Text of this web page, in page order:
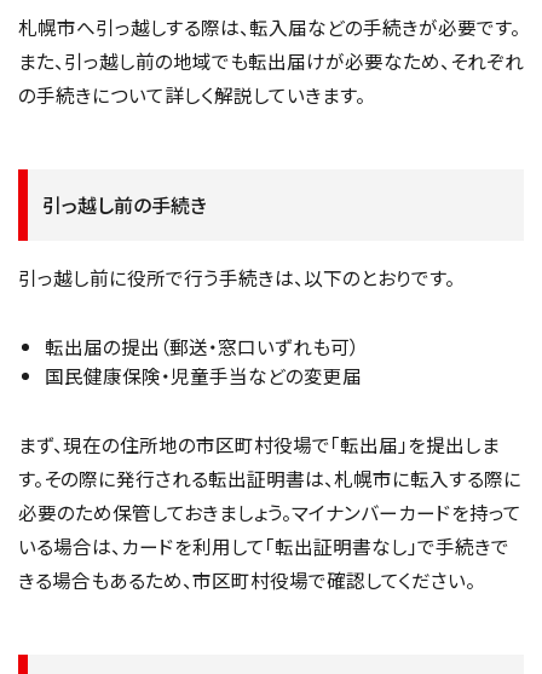
札幌市へ引っ越しする際は、転入届などの手続きが必要です。
また、引っ越し前の地域でも転出届けが必要なため、それぞれ
の手続きについて詳しく解説していきます。
引っ越し前の手続き
引っ越し前に役所で行う手続きは、以下のとおりです。
転出届の提出（郵送・窓口いずれも可）
国民健康保険・児童手当などの変更届
まず、現在の住所地の市区町村役場で「転出届」を提出しま
す。その際に発行される転出証明書は、札幌市に転入する際に
必要のため保管しておきましょう。マイナンバーカードを持って
いる場合は、カードを利用して「転出証明書なし」で手続きで
きる場合もあるため、市区町村役場で確認してください。